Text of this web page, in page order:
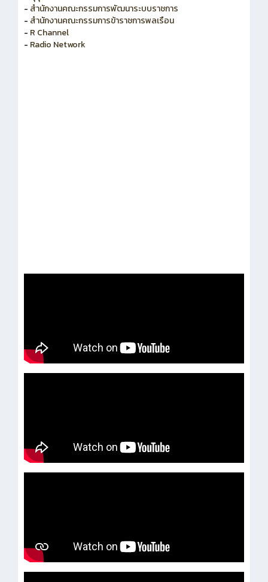
- สำนักงานคณะกรรมการพัฒนาระบบราชการ
- สำนักงานคณะกรรมการข้าราชการพลเรือน
- R Channel
- Radio Network